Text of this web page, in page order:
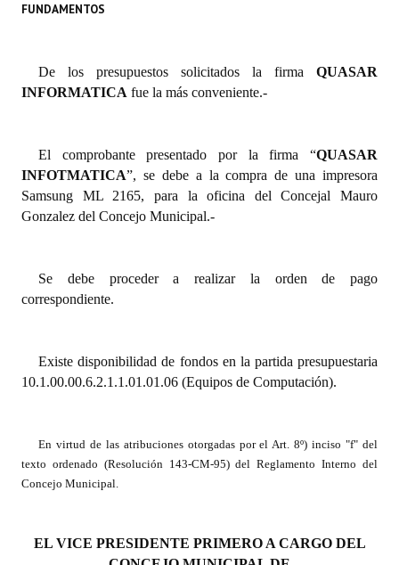
Declaraciones
Resoluciones
INSTITUCIONAL
Antiguos Pobladores
Registros y Distinciones
Premio al Mérito - Registro
Mujeres que Dejaron Huellas - Registro
Periodistas Decanos - Registro
Banca del Vecino - Registro
FUNDAMENTOS
De los presupuestos solicitados la firma QUASAR
INFORMATICA fue la más conveniente.-
El comprobante presentado por la firma “QUASAR
INFOTMATICA”, se debe a la compra de una impresora
Samsung ML 2165, para la oficina del Concejal Mauro
Gonzalez del Concejo Municipal.-
Se debe proceder a realizar la orden de pago
correspondiente.
Existe disponibilidad de fondos en la partida presupuestaria
10.1.00.00.6.2.1.1.01.01.06 (Equipos de Computación).
En virtud de las atribuciones otorgadas por el Art. 8º) inciso "f" del
texto ordenado (Resolución 143-CM-95) del Reglamento Interno del
Concejo Municipal.
EL VICE PRESIDENTE PRIMERO A CARGO DEL